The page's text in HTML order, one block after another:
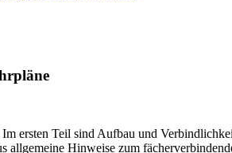
ersten Teil sind Aufbau und
allgemeine Hinweise zum